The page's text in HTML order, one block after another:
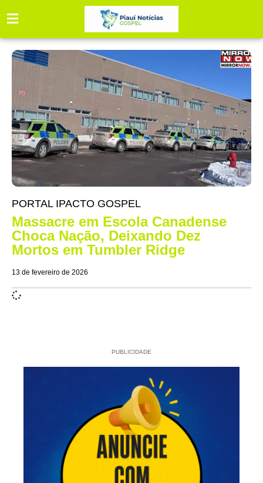
PORTAL IPACTO GOSPEL
Massacre em Escola Canadense
Choca Nação, Deixando Dez
Mortos em Tumbler Ridge
13 de fevereiro de 2026
PUBLICIDADE